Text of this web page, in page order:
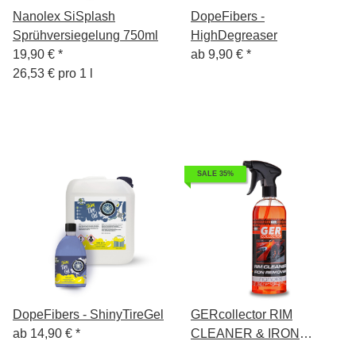
Nanolex SiSplash
Sprühversiegelung 750ml
19,90 € *
26,53 € pro 1 l
DopeFibers -
HighDegreaser
ab 9,90 € *
DopeFibers - ShinyTireGel
ab 14,90 € *
SALE 35%
GERcollector RIM
CLEANER & IRON